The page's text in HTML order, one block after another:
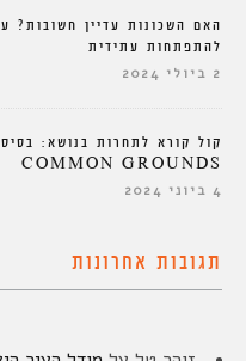
האם השכונות עדיין חשובות?
להתפתחות עתידית
2 ביולי 2024
קול קורא לתחרות בנושא:
COMMON GROUNDS
4 ביוני 2024
תגובות אחרונות